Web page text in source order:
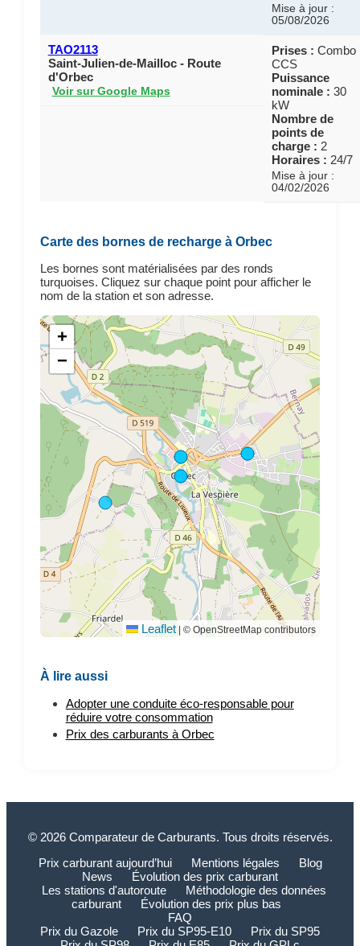
Mise à jour :
05/08/2026
TAO2113
Saint-Julien-de-Mailloc - Route
d'Orbec
Voir sur Google Maps
Prises : Combo
CCS
Puissance
nominale : 30
kW
Nombre de
points de
charge : 2
Horaires : 24/7
Mise à jour :
04/02/2026
Carte des bornes de recharge à Orbec
Les bornes sont matérialisées par des ronds
turquoises. Cliquez sur chaque point pour afficher le
nom de la station et son adresse.
+
−
Leaflet | © OpenStreetMap contributors
À lire aussi
Adopter une conduite éco-responsable pour
réduire votre consommation
Prix des carburants à Orbec
© 2026 Comparateur de Carburants. Tous droits réservés.
Prix carburant aujourd’hui
Mentions légales
Blog
News
Évolution des prix carburant
Les stations d'autoroute
Méthodologie des données
carburant
Évolution des prix plus bas
FAQ
Prix du Gazole
Prix du SP95-E10
Prix du SP95